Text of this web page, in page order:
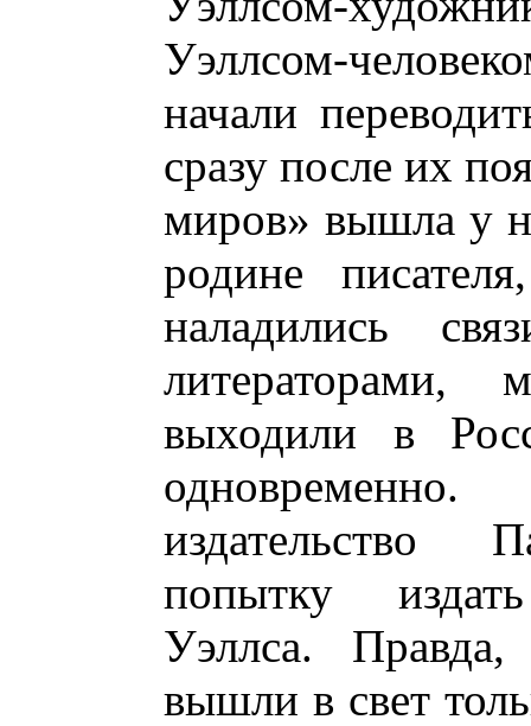
Уэллсом-
начали
сразу после их
миров» вышла у
родине
наладились
литераторами,
выходили в
издательство
попытку
Уэллса.
вышли в свет